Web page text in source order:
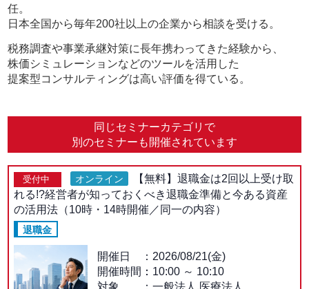
任。
日本全国から毎年200社以上の企業から相談を受ける。
税務調査や事業承継対策に長年携わってきた経験から、
株価シミュレーションなどのツールを活用した
提案型コンサルティングは高い評価を得ている。
同じセミナーカテゴリで
別のセミナーも開催されています
受付中 オンライン
【無料】退職金は2回以上受け取
れる!?経営者が知っておくべき退職金準備と今ある資産
の活用法（10時・14時開催／同一の内容）
退職金
開催日
2026/08/21(金)
開催時間： 10:00～ 10:10